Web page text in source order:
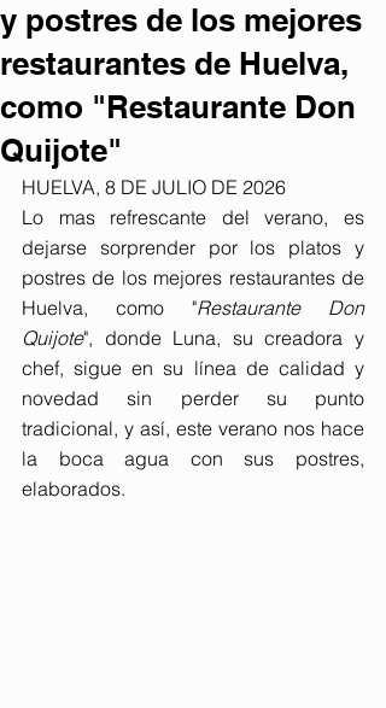
y postres de los mejores
restaurantes de Huelva,
como "Restaurante Don
Quijote"
HUELVA, 8 DE JULIO DE 2026
Lo mas refrescante del verano, es
dejarse sorprender por los platos y
postres de los mejores restaurantes de
Huelva, como "Restaurante Don
Quijote", donde Luna, su creadora y
chef, sigue en su línea de calidad y
novedad sin perder su punto
tradicional, y así, este verano nos hace
la boca agua con sus postres,
elaborados.